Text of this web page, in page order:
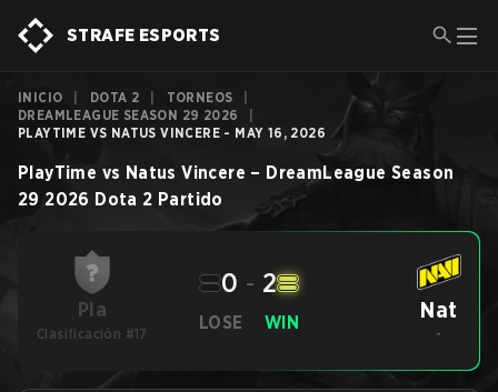
STRAFE ESPORTS
INICIO DOTA 2 TORNEOS
DREAMLEAGUE SEASON 29 2026
PLAYTIME VS NATUS VINCERE - MAY 16, 2026
PlayTime vs Natus Vincere – DreamLeague Season
29 2026 Dota 2 Partido
Pla
Clasificación #17
LOSE
0 - 2
WIN Nat
-